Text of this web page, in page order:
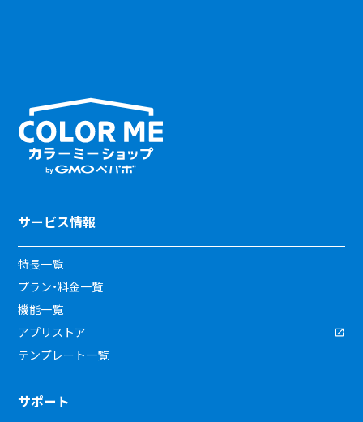
サービス情報
特長一覧
プラン・料金一覧
機能一覧
アプリストア
テンプレート一覧
サポート